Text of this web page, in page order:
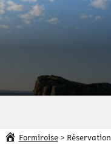
Aller
au
Sport
Santé
Formiroise> Réservation